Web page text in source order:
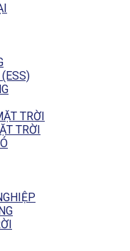
TRỜI
TRỜI